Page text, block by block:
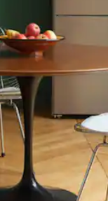
या टच या फिर स्वाइप